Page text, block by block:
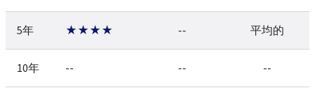
5年 ★★★★ -- 平均的
10年 -- -- --